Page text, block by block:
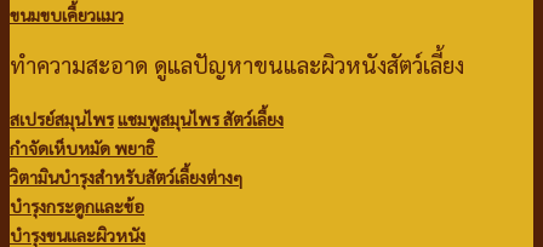
ขนมขบเคี้ยวแมว
ทำความสะอาด ดูแลปัญหาขนและผิวหนังสัตว์เลี้ยง
สเปรย์สมุนไพรแชมพูสมุนไพร สัตว์เลี้ยง
กำจัดเห็บหมัด พยาธิ
วิตามินบำรุงสำหรับสัตว์เลี้ยงต่างๆ
บำรุงกระดูกและข้อ
บำรุงขนและผิวหนัง